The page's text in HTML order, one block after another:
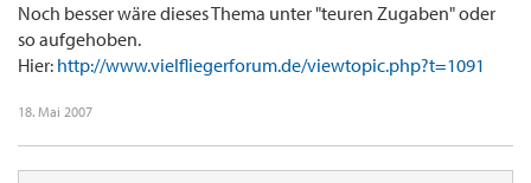
Noch besser wäre dieses Thema unter "teuren Zugaben" oder
so aufgehoben.
Hier: http://www.vielfliegerforum.de/viewtopic.php?t=1091
18. Mai 2007